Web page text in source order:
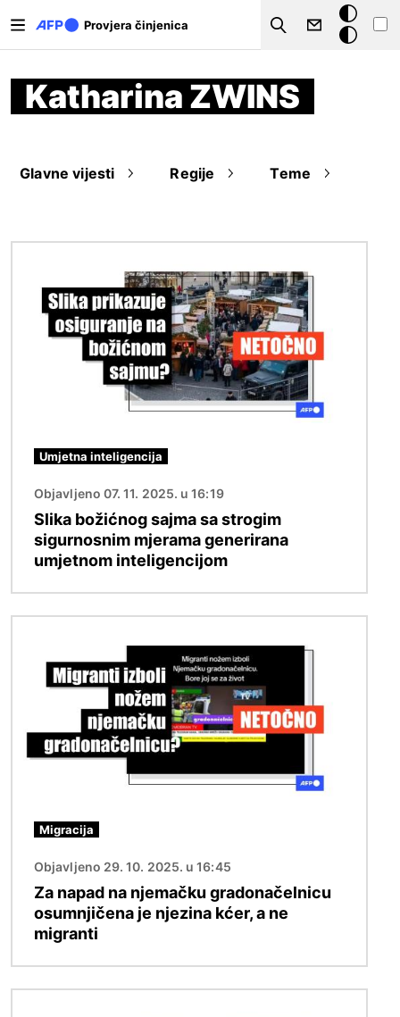
Provjera činjenica
Search
Tamna
pozadina
Katharina ZWINS
Glavne vijesti Regije Teme
Umjetna inteligencija
Objavljeno 07. 11. 2025. u 16:19
Slika božićnog sajma sa strogim
sigurnosnim mjerama generirana
umjetnom inteligencijom
Migracija
Objavljeno 29. 10. 2025. u 16:45
Za napad na njemačku gradonačelnicu
osumnjičena je njezina kćer, a ne
migranti